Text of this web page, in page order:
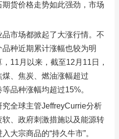
货价格走势如此强劲，市场
市场都掀起了大涨行情。不
种近期累计涨幅也较为明
11月以来，截至12月11日，
、焦炭、燃油涨幅超过
品种涨幅均超过15%。
全球主管JeffreyCurrie分析
、政府刺激措施以及能源转
大宗商品的“持久牛市”。